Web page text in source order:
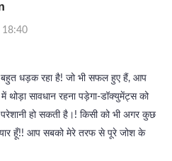
18:40
बहुत धड़क रहा है! जो भी सफल हुए हैं, आप
थोड़ा सावधान रहना पड़ेगा-डॉक्युमेंट्स को
हो सकती है।! किसी को भी अगर कुछ
हूँ!! आप सबको मेरे तरफ से पूरे जोश के